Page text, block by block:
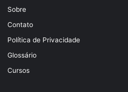
Sobre
Contato
Política de Privacidade
Glossário
Cursos